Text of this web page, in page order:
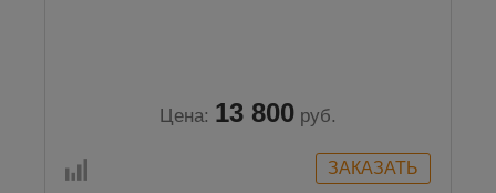
Цена: 13 800 руб.